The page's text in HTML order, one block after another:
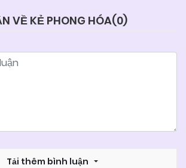
2026
VỀ KẺ PHONG HÓA(0)
Tải thêm bình luận